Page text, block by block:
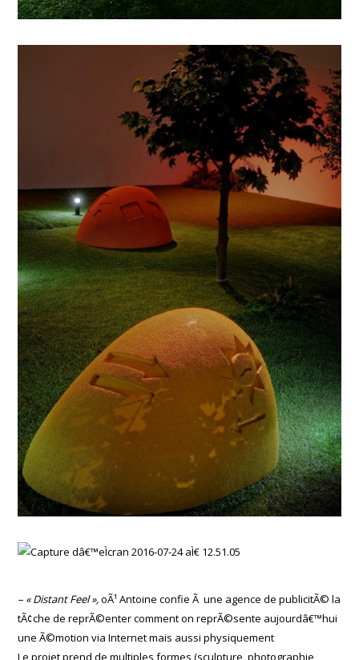
– « Distant Feel »,oÃ¹ Antoine confie Ã une agence de publicitÃ© la
tÃ¢che de reprÃ©enter comment on reprÃ©sente aujourdâ€™hui
une Ã©motion via Internet mais aussi physiquement
Le projet prend de multiples formes (sculpture, photographie,